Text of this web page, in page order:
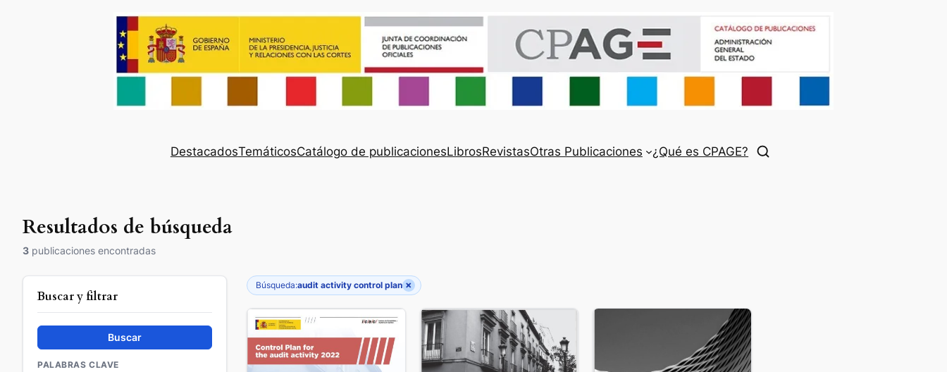
DestacadosTemáticosCatálogo de publicacionesLibrosRevistasOtras Publicaciones ¿Qué es CPAGE?
Resultados de búsqueda
3 publicaciones encontradas
Buscar y filtrar
Buscar
PALABRAS CLAVE
Búsqueda:audit activity control plan ×